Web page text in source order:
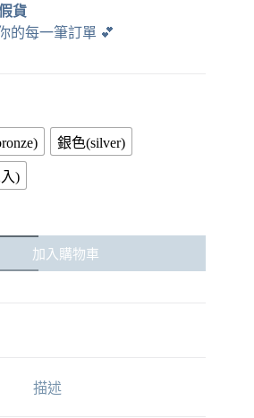
貨
的每一筆訂單 💕
銀色(silver)
)
加入購物車
描述